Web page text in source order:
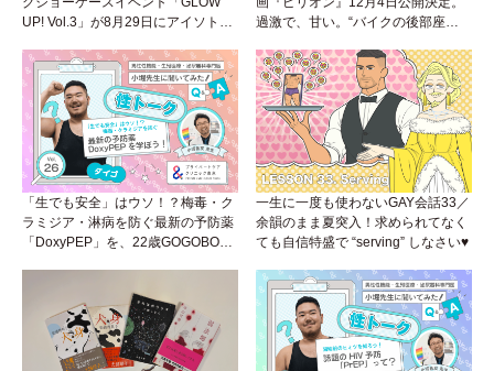
UP! Vol.3」が8月29日にアイソトー
過激で、甘い。“バイクの後部座
「生でも安全」はウソ！？梅毒・ク
ラミジア・淋病を防ぐ最新の予防薬
「DoxyPEP」を、22歳GOGOBOY
（Vol.26）
一生に一度も使わないGAY会話33／
余韻のまま夏突入！求められてなく
ても自信特盛で “serving” しなさい♥